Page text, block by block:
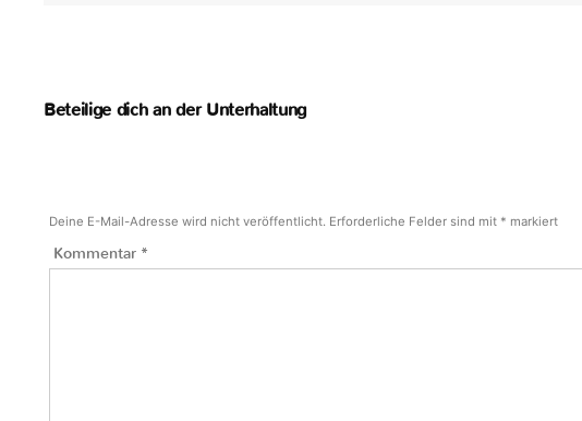
Beteilige dich an der Unterhaltung
Deine E-Mail-Adresse wird nicht veröffentlicht. Erforderliche Felder sind mit * markiert
Kommentar *